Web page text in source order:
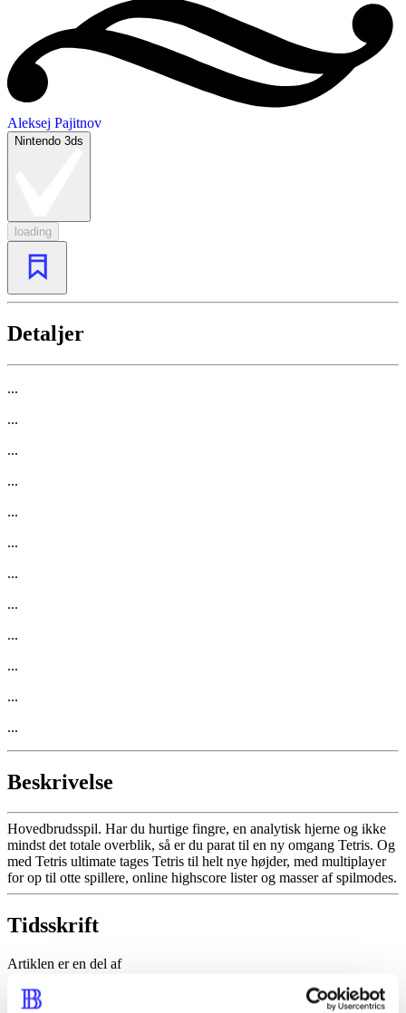
Aleksej Pajitnov
Nintendo 3ds
loading
Detaljer
...
...
...
...
...
...
...
...
...
...
...
...
Beskrivelse
Hovedbrudsspil. Har du hurtige fingre, en analytisk hjerne og ikke
mindst det totale overblik, så er du parat til en ny omgang Tetris. Og
med Tetris ultimate tages Tetris til helt nye højder, med multiplayer
for op til otte spillere, online highscore lister og masser af spilmodes.
Tidsskrift
Artiklen er en del af